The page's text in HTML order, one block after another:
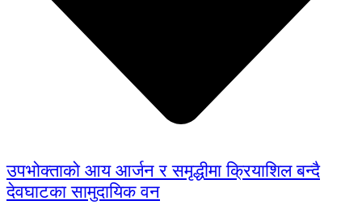
उपभोक्ताको आय आर्जन र समृद्धीमा क्रियाशिल बन्दै
देवघाटका सामुदायिक वन